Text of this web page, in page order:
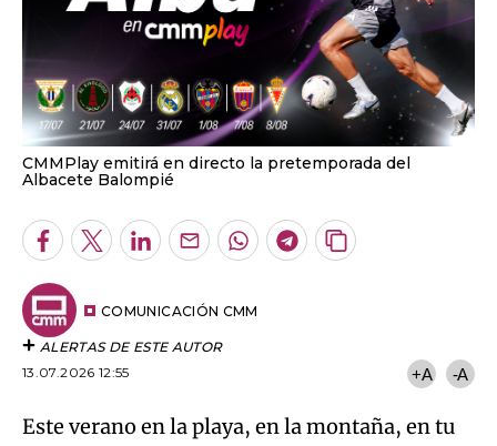
CMMPlay emitirá en directo la pretemporada del
Albacete Balompié
Facebook
TwitterLinkedInEnviarWhatsapp
Telegram
Copiar
COMUNICACIÓN CMM
ALERTAS DE ESTE AUTOR
13.07.2026 12:55
+A -A
Este verano en la playa, en la montaña, en tu